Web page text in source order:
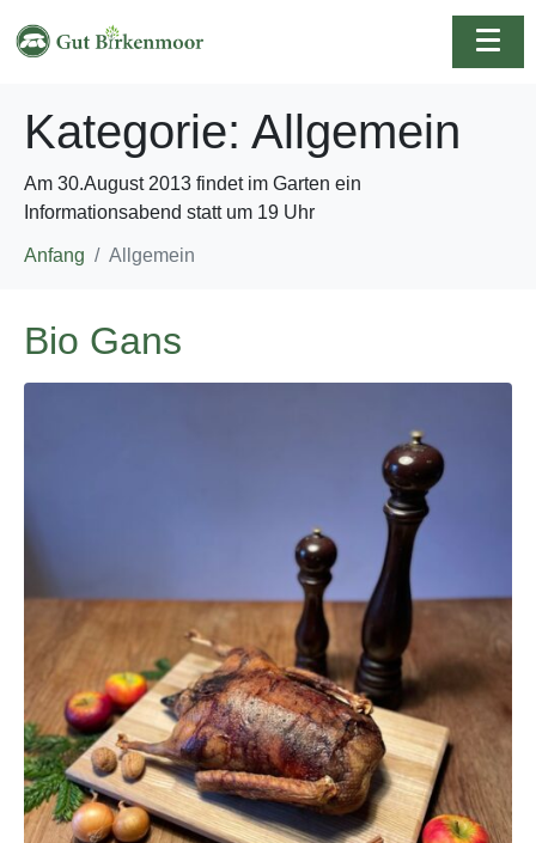
Kategorie: Allgemein
Am 30.August 2013 findet im Garten ein
Informationsabend statt um 19 Uhr
Anfang Allgemein
Bio Gans